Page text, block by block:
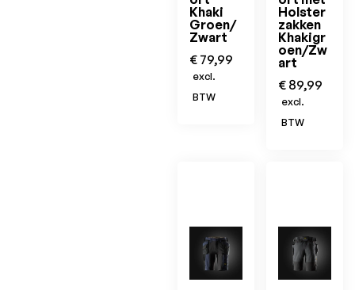
Khaki
Groen/
Zwart
€ 79,99
excl.
BTW
Holster
zakken
Khakigr
oen/Zw
art
€ 89,99
excl.
BTW